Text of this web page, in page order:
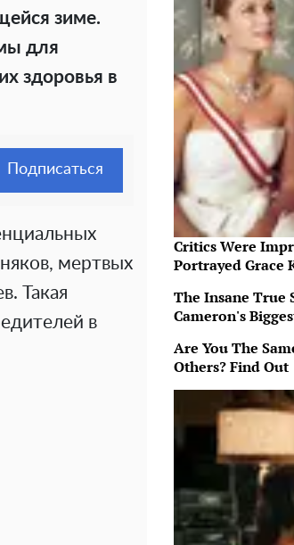
зиме.
для
здоровья в
Подписаться
мертвых
Такая
в
Critics Were
Portrayed Grace
The Insane True
Cameron's
Are You The
Others? Find Out